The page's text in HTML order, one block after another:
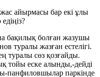
айырмасы бар екі ұлы
бақилық болған жазушы
туралы жазған естелігі.
туралы сөз қозғайды.
тойы еске алынды,-дейді
панфиловшылар паркінде